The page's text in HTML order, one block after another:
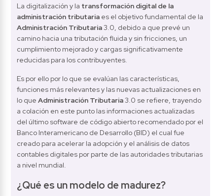
La digitalización y la transformación digital de la
administración tributaria
Administración Tributaria 3.0, debido a que prevé un
camino hacia una tributación fluida y sin fricciones, un
cumplimiento mejorado y cargas significativamente
reducidas para los contribuyentes.
Es por ello por lo que se evalúan las características,
funciones más relevantes y las nuevas actualizaciones en
lo que Administración Tributaria 3.0 se refiere, trayendo
a colación en este punto las informaciones actualizadas
del último software de código abierto recomendado por el
Banco Interamericano de Desarrollo (BID) el cual fue
creado para acelerar la adopción y el análisis de datos
contables digitales por parte de las autoridades tributarias
a nivel mundial.
¿Qué es un modelo de madurez?